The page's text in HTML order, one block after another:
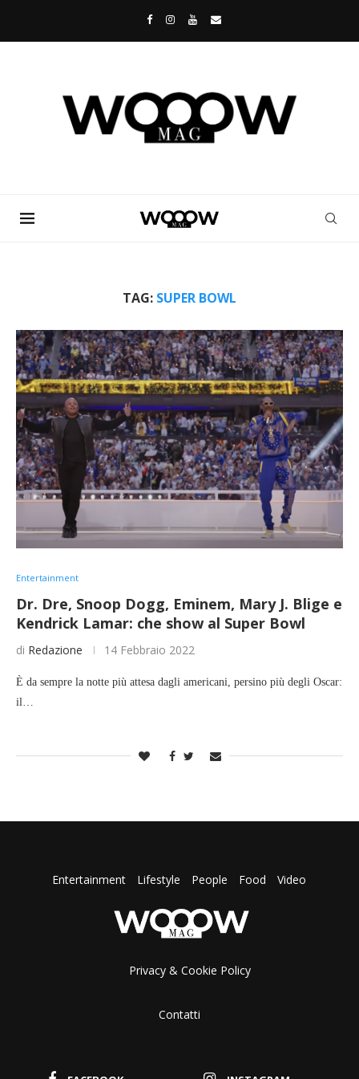
TAG: SUPER BOWL
Entertainment
Dr. Dre, Snoop Dogg, Eminem, Mary J. Blige e
Kendrick Lamar: che show al Super Bowl
di Redazione 14 Febbraio 2022
È da sempre la notte più attesa dagli americani, persino più degli Oscar:
il…
Entertainment Lifestyle People Food Video
Privacy & Cookie Policy
Contatti